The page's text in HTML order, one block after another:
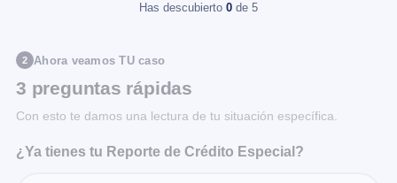
Has descubierto 0 de 5
2 Ahora veamos TU caso
3 preguntas rápidas
Con esto te damos una lectura de tu situación específica.
¿Ya tienes tu Reporte de Crédito Especial?